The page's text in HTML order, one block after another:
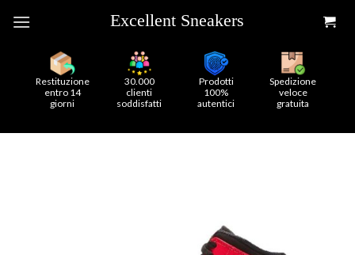
Restituzione
entro 14
giorni
30.000
clienti
soddisfatti
Prodotti
100%
autentici
Spedizione
veloce
gratuita